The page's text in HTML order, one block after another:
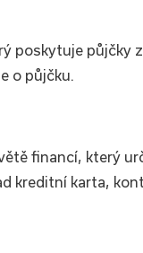
poskytuje půjčky
o půjčku.
financí, který
kreditní karta,